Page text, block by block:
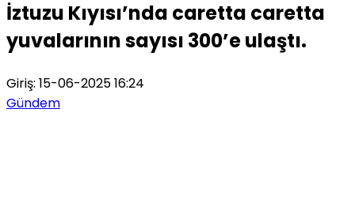
İztuzu Kıyısı’nda caretta caretta
yuvalarının sayısı 300’e ulaştı.
Giriş: 15-06-2025 16:24
Gündem